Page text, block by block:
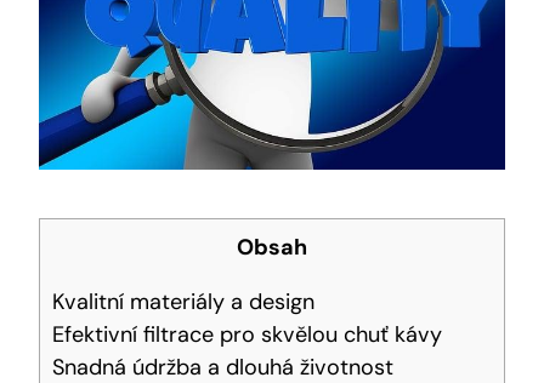
Obsah
Kvalitní materiály a design
Efektivní filtrace pro skvělou chuť kávy
Snadná údržba a dlouhá životnost